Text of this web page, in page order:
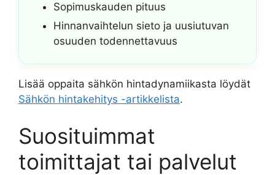
Sopimuskauden pituus
Hinnanvaihtelun sieto ja uusiutuvan
osuuden todennettavuus
Lisää oppaita sähkön hintadynamiikasta löydät
Sähkön hintakehitys -artikkelista.
Suosituimmat
toimittajat tai palvelut